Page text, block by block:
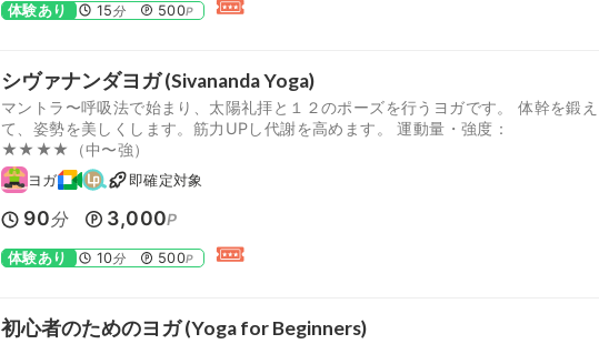
体験あり 15分 500P
シヴァナンダヨガ (Sivananda Yoga)
マントラ〜呼吸法で始まり、太陽礼拝と１２のポーズを行うヨガです。 体幹を鍛え
て、姿勢を美しくします。筋力UPし代謝を高めます。 運動量・強度：
★★★★（中〜強）
ヨガ 即確定対象
90分 3,000P
体験あり 10分 500P
初心者のためのヨガ (Yoga for Beginners)